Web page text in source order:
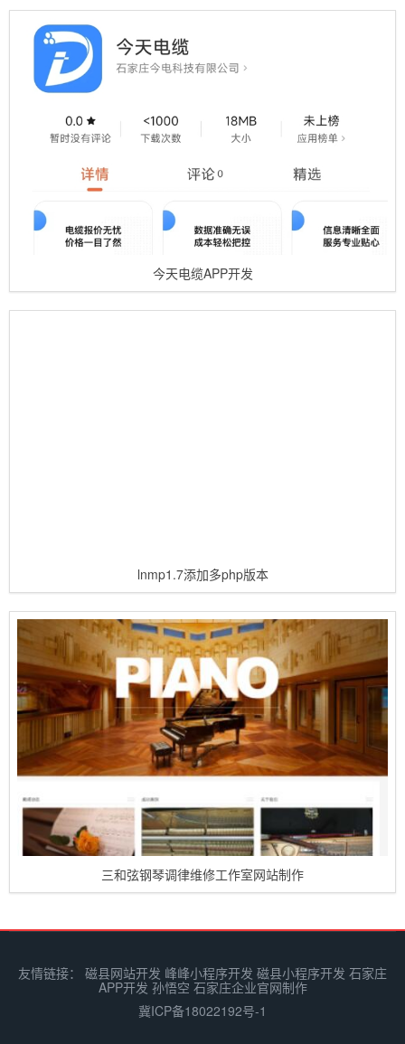
今天电缆APP开发
lnmp1.7添加多php版本
三和弦钢琴调律维修工作室网站制作
友情链接： 磁县网站开发 峰峰小程序开发 磁县小程序开发 石家庄
APP开发 孙悟空 石家庄企业官网制作
冀ICP备18022192号-1